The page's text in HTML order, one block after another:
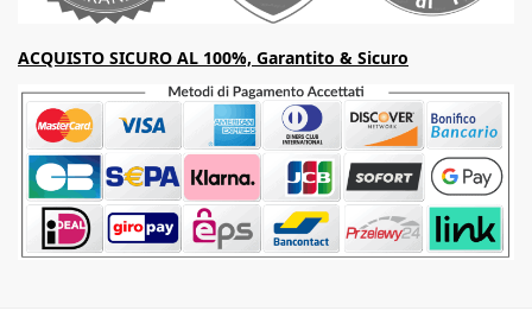
ACQUISTO SICURO AL 100%, Garantito & Sicuro